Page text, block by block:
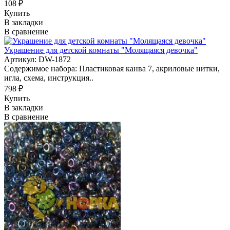
108 ₽
Купить
В закладки
В сравнение
Украшение для детской комнаты "Молящаяся девочка"
Артикул: DW-1872
Содержимое набора: Пластиковая канва 7, акриловые нитки,
игла, схема, инструкция..
798 ₽
Купить
В закладки
В сравнение